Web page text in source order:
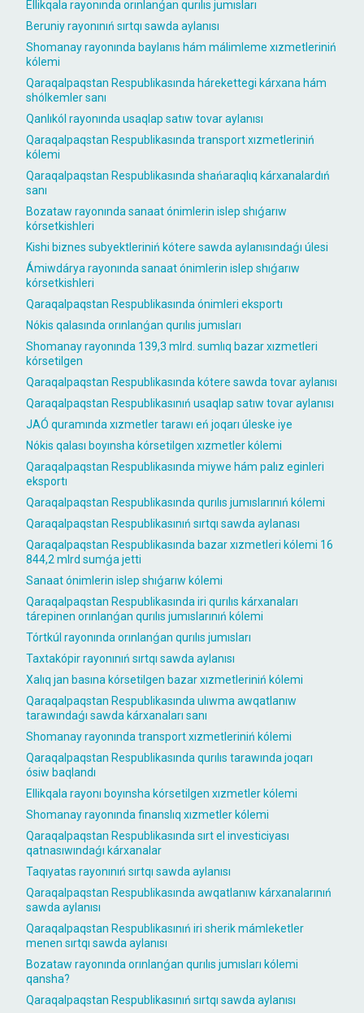
Ellikqala rayonında orınlanǵan qurılıs jumısları
Beruniy rayonınıń sırtqı sawda aylanısı
Shomanay rayonında baylanıs hám málimleme xızmetleriniń
kólemi
Qaraqalpaqstan Respublikasında hárekettegi kárxana hám
shólkemler sanı
Qanlıkól rayonında usaqlap satıw tovar aylanısı
Qaraqalpaqstan Respublikasında transport xızmetleriniń
kólemi
Qaraqalpaqstan Respublikasında shańaraqlıq kárxanalardıń
sanı
Bozataw rayonında sanaat ónimlerin islep shıǵarıw
kórsetkishleri
Kishi biznes subyektleriniń kótere sawda aylanısındaǵı úlesi
Ámiwdárya rayonında sanaat ónimlerin islep shıǵarıw
kórsetkishleri
Qaraqalpaqstan Respublikasında ónimleri eksportı
Nókis qalasında orınlanǵan qurılıs jumısları
Shomanay rayonında 139,3 mlrd. sumlıq bazar xızmetleri
kórsetilgen
Qaraqalpaqstan Respublikasında kótere sawda tovar aylanısı
Qaraqalpaqstan Respublikasınıń usaqlap satıw tovar aylanısı
JAÓ quramında xızmetler tarawı eń joqarı úleske iye
Nókis qalası boyınsha kórsetilgen xızmetler kólemi
Qaraqalpaqstan Respublikasında miywe hám palız eginleri
eksportı
Qaraqalpaqstan Respublikasında qurılıs jumıslarınıń kólemi
Qaraqalpaqstan Respublikasınıń sırtqı sawda aylanası
Qaraqalpaqstan Respublikasında bazar xızmetleri kólemi 16
844,2 mlrd sumǵa jetti
Sanaat ónimlerin islep shıǵarıw kólemi
Qaraqalpaqstan Respublikasında iri qurılıs kárxanaları
tárepinen orınlanǵan qurılıs jumıslarınıń kólemi
Tórtkúl rayonında orınlanǵan qurılıs jumısları
Taxtakópir rayonınıń sırtqı sawda aylanısı
Xalıq jan basına kórsetilgen bazar xızmetleriniń kólemi
Qaraqalpaqstan Respublikasında ulıwma awqatlanıw
tarawındaǵı sawda kárxanaları sanı
Shomanay rayonında transport xızmetleriniń kólemi
Qaraqalpaqstan Respublikasında qurılıs tarawında joqarı
ósiw baqlandı
Ellikqala rayonı boyınsha kórsetilgen xızmetler kólemi
Shomanay rayonında finanslıq xızmetler kólemi
Qaraqalpaqstan Respublikasında sırt el investiciyası
qatnasıwındaǵı kárxanalar
Taqıyatas rayonınıń sırtqı sawda aylanısı
Qaraqalpaqstan Respublikasında awqatlanıw kárxanalarınıń
sawda aylanısı
Qaraqalpaqstan Respublikasınıń iri sherik mámleketler
menen sırtqı sawda aylanısı
Bozataw rayonında orınlanǵan qurılıs jumısları kólemi
qansha?
Qaraqalpaqstan Respublikasınıń sırtqı sawda aylanısı